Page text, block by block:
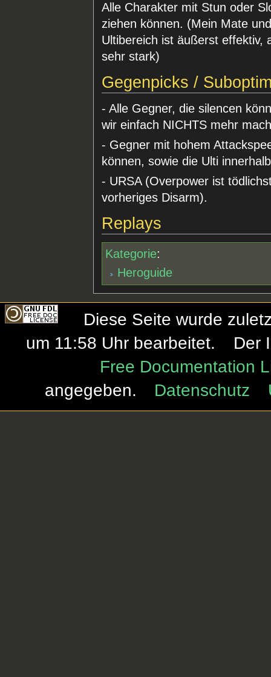
Alle Charakter mit Stun oder
ziehen können. (Mein Mate
Ultibereich ist äußerst effektiv,
sehr stark)
Gegenpicks /
- Alle Gegner, die silencen
wir einfach NICHTS mehr
- Gegner mit hohem
können, sowie die Ulti
- URSA (Overpower ist
vorheriges Disarm).
Replays
Kategorie:
Heroguide
Diese Seite wurde
um 11:58 Uhr bearbeitet.
Der
Free Documentation
angegeben.
Datenschutz